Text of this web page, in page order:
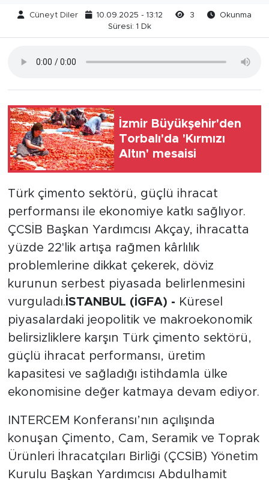
Cüneyt Diler 10.09.2025 - 13:12 3
Okunma
Süresi: 1 Dk
İzmir Büyükşehir'den
Torbalı'da 'Kırmızı
Altın' mesaisi
Türk çimento sektörü, güçlü ihracat
performansı ile ekonomiye katkı sağlıyor.
ÇCSİB Başkan Yardımcısı Akçay, ihracatta
yüzde 22'lik artışa rağmen kârlılık
problemlerine dikkat çekerek, döviz
kurunun serbest piyasada belirlenmesini
vurguladı. İSTANBUL (İGFA) - Küresel
piyasalardaki jeopolitik ve makroekonomik
belirsizliklere karşın Türk çimento sektörü,
güçlü ihracat performansı, üretim
kapasitesi ve sağladığı istihdamla ülke
ekonomisine değer katmaya devam ediyor.
INTERCEM Konferansı’nın açılışında
konuşan Çimento, Cam, Seramik ve Toprak
Ürünleri İhracatçıları Birliği (ÇCSİB) Yönetim
Kurulu Başkan Yardımcısı Abdulhamit